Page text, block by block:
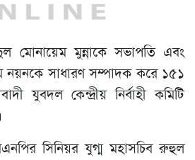
মোনায়েম মুন্নাকে সভাপতি এবং
নয়নকে সাধারণ সম্পাদক করে ১৫১
যুবদল কেন্দ্রীয় নির্বাহী কমিটি
সিনিয়র যুগ্ম মহাসচিব রুহুল